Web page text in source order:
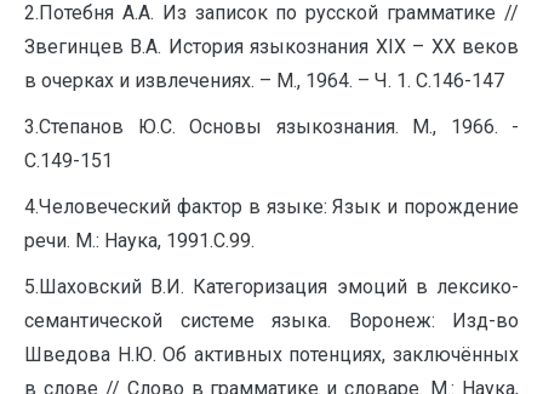
2.Потебня А.А. Из записок по русской грамматике //
Звегинцев В.А. История языкознания XIX – XX веков
в очерках и извлечениях. – М., 1964. – Ч. 1. C.146-147
3.Степанов Ю.С. Основы языкознания. М., 1966. -
C.149-151
4.Человеческий фактор в языке: Язык и порождение
речи. М.: Наука, 1991.C.99.
5.Шаховский В.И. Категоризация эмоций в лексико-
семантической системе языка. Воронеж: Изд-во
Шведова Н.Ю. Об активных потенциях, заключённых
в слове // Слово в грамматике и словаре. М.: Наука,